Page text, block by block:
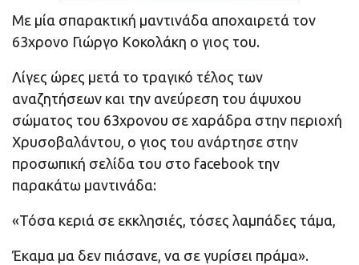
Με μία σπαρακτική μαντινάδα αποχαιρετά τον
63χρονο Γιώργο Κοκολάκη ο γιος του.
Λίγες ώρες μετά το τραγικό τέλος των
αναζητήσεων και την ανεύρεση του άψυχου
σώματος του 63χρονου σε χαράδρα στην περιοχή
Χρυσοβαλάντου, ο γιος του ανάρτησε στην
προσωπική σελίδα του στο facebook την
παρακάτω μαντινάδα:
«Τόσα κεριά σε εκκλησιές, τόσες λαμπάδες τάμα,
Έκαμα μα δεν πιάσανε, να σε γυρίσει πράμα».